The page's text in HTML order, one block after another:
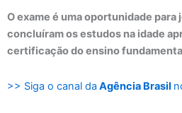
O exame é uma oportunidade
concluíram os estudos na idade
certificação do ensino
>> Siga o canal da Agência Brasil